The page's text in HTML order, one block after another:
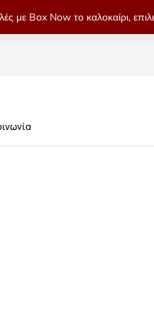
με Box Now το καλοκαίρι,